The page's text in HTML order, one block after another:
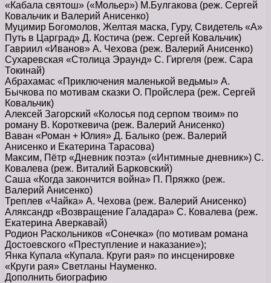
«Кабала святош» («Мольер») М.Булгакова (реж. Сергей
Ковальчик и Валерий Анисенко)
Муцимир Богомолов, Желтая маска, Гуру, Свидетель «А»
Путь в Царград» Д. Костича (реж. Сергей Ковальчик)
Гавриил «Иванов» А. Чехова (реж. Валерий Анисенко)
Сухаревская «Столица Эраунд» С. Гиргеля (реж. Сара
Токинай)
Абрахамас «Приключения маленькой ведьмы» А.
Бычкова по мотивам сказки О. Пройслера (реж. Сергей
Ковальчик)
Алексей Загорский «Колосья под серпом твоим» по
роману В. Короткевича (реж. Валерий Анисенко)
Ваван «Роман + Юлия» Д. Балыко (реж. Валерий
Анисенко и Екатерина Тарасова)
Максим, Пётр «Дневник поэта» («Интимные дневник») С.
Ковалева (реж. Виталий Барковский)
Саша «Когда закончится война» П. Пряжко (реж.
Валерий Анисенко)
Треплев «Чайка» А. Чехова (реж. Валерий Анисенко)
Аляксандр «Возвращение Галадара» С. Ковалева (реж.
Екатерина Аверкавай)
Родион Раскольников «Сонечка» (по мотивам романа
Достоевского «Преступление и наказание»);
Янка Купала «Купала. Круги рая» по инсценировке
«Круги рая» Светланы Науменко.
Дополнить биографию